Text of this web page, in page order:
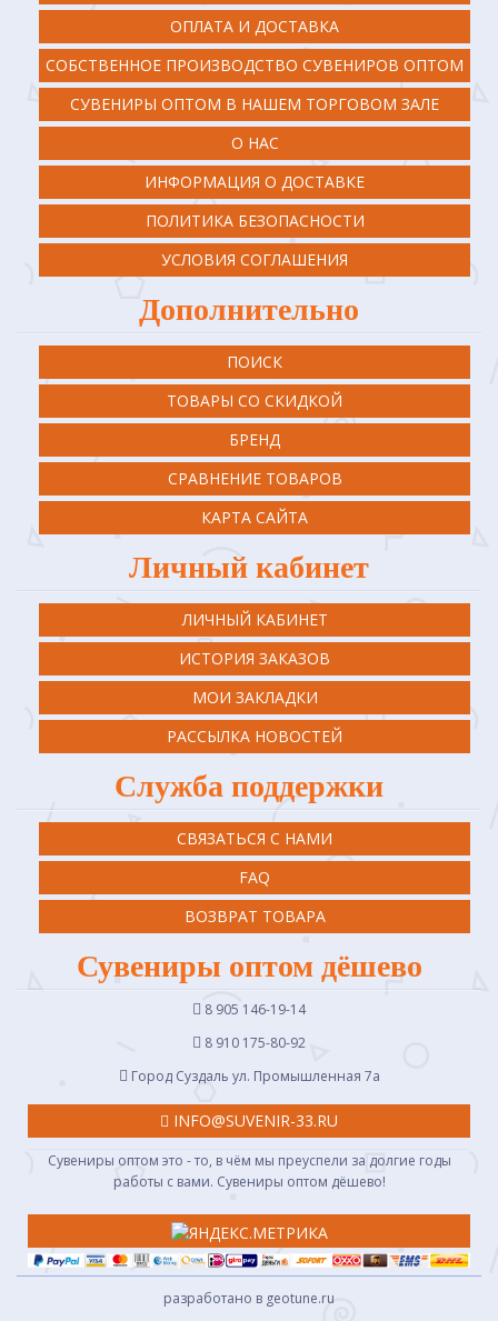
ОПЛАТА И ДОСТАВКА
СОБСТВЕННОЕ ПРОИЗВОДСТВО СУВЕНИРОВ ОПТОМ
СУВЕНИРЫ ОПТОМ В НАШЕМ ТОРГОВОМ ЗАЛЕ
О НАС
ИНФОРМАЦИЯ О ДОСТАВКЕ
ПОЛИТИКА БЕЗОПАСНОСТИ
УСЛОВИЯ СОГЛАШЕНИЯ
Дополнительно
ПОИСК
ТОВАРЫ СО СКИДКОЙ
БРЕНД
СРАВНЕНИЕ ТОВАРОВ
КАРТА САЙТА
Личный кабинет
ЛИЧНЫЙ КАБИНЕТ
ИСТОРИЯ ЗАКАЗОВ
МОИ ЗАКЛАДКИ
РАССЫЛКА НОВОСТЕЙ
Служба поддержки
СВЯЗАТЬСЯ С НАМИ
FAQ
ВОЗВРАТ ТОВАРА
Сувениры оптом дёшево
8 905 146-19-14
8 910 175-80-92
Город Суздаль ул. Промышленная 7a
INFO@SUVENIR-33.RU
Сувениры оптом это - то, в чём мы преуспели за долгие годы
работы с вами. Сувениры оптом дёшево!
разработано в geotune.ru